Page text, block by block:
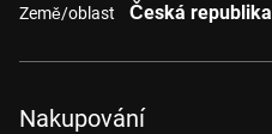
Země/oblast Česká republika
Nakupování